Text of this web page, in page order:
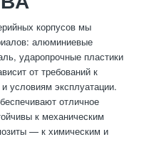
корпусов мы
алюминиевые
ударопрочные пластики
от требований к
условиям эксплуатации.
отличное
к механическим
— к химическим и